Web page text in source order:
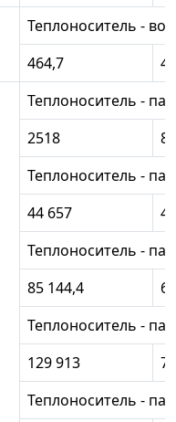
Теплоноситель -
464,7
Теплоноситель -
2518
8
Теплоноситель -
44 657
Теплоноситель -
85 144,4
Теплоноситель -
129 913
Теплоноситель -